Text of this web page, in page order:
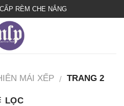
RÈM CHE NẮNG
MÁI XẾP / TRANG 2
LỌC